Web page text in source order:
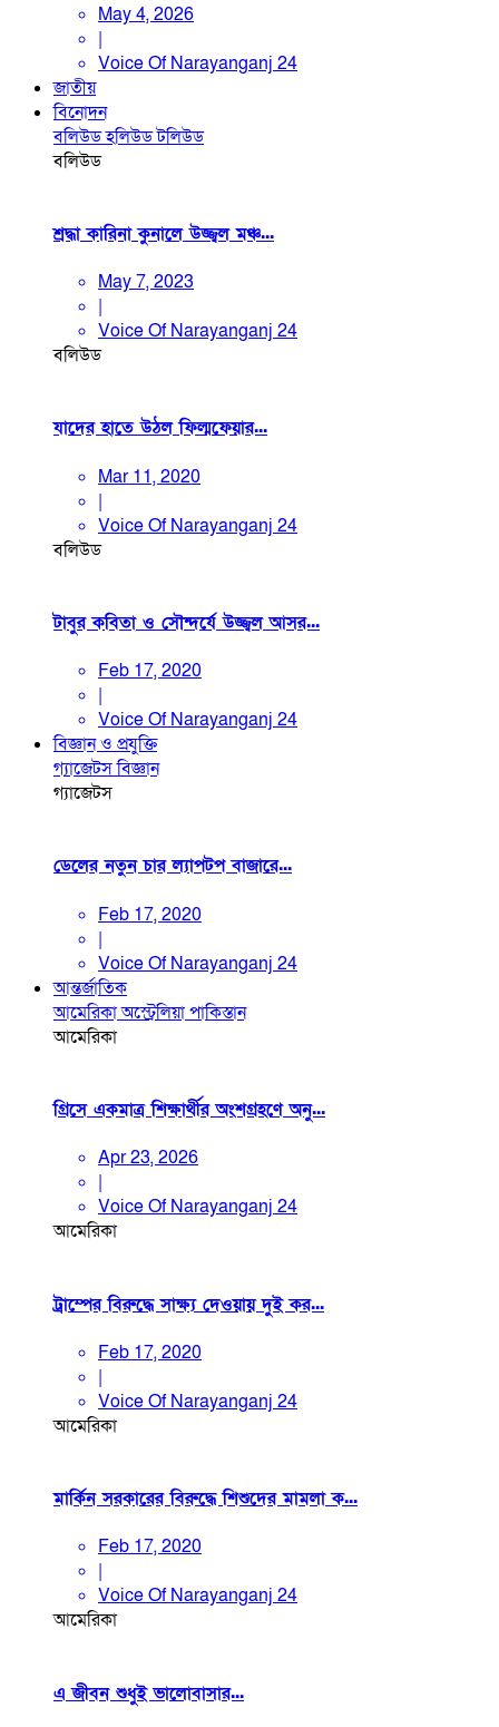
May 4, 2026
|
Voice Of Narayanganj 24
জাতীয়
বিনোদন
বলিউডহলিউডটলিউড
বলিউড
শ্রদ্ধা কারিনা কুনালে উজ্জ্বল মঞ্চ...
May 7, 2023
|
Voice Of Narayanganj 24
বলিউড
যাদের হাতে উঠল ফিল্মফেয়ার...
Mar 11, 2020
|
Voice Of Narayanganj 24
বলিউড
টাবুর কবিতা ও সৌন্দর্যে উজ্জ্বল আসর...
Feb 17, 2020
|
Voice Of Narayanganj 24
বিজ্ঞান ও প্রযুক্তি
গ্যাজেটসবিজ্ঞান
গ্যাজেটস
ডেলের নতুন চার ল্যাপটপ বাজারে...
Feb 17, 2020
|
Voice Of Narayanganj 24
আন্তর্জাতিক
আমেরিকাঅস্ট্রেলিয়াপাকিস্তান
আমেরিকা
গ্রিসে একমাত্র শিক্ষার্থীর অংশগ্রহণে অনু...
Apr 23, 2026
|
Voice Of Narayanganj 24
আমেরিকা
ট্রাম্পের বিরুদ্ধে সাক্ষ্য দেওয়ায় দুই কর...
Feb 17, 2020
|
Voice Of Narayanganj 24
আমেরিকা
মার্কিন সরকারের বিরুদ্ধে শিশুদের মামলা ক...
Feb 17, 2020
|
Voice Of Narayanganj 24
আমেরিকা
এ জীবন শুধুই ভালোবাসার...